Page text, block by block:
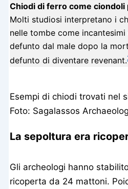
Chiodi di ferro come
Molti studiosi interpretano i
nelle tombe come
defunto dal male dopo la
defunto di diventare revenant.
Esempi di chiodi trovati nel
Foto: Sagalassos
La sepoltura era
Gli archeologi hanno
ricoperta da 24 mattoni.